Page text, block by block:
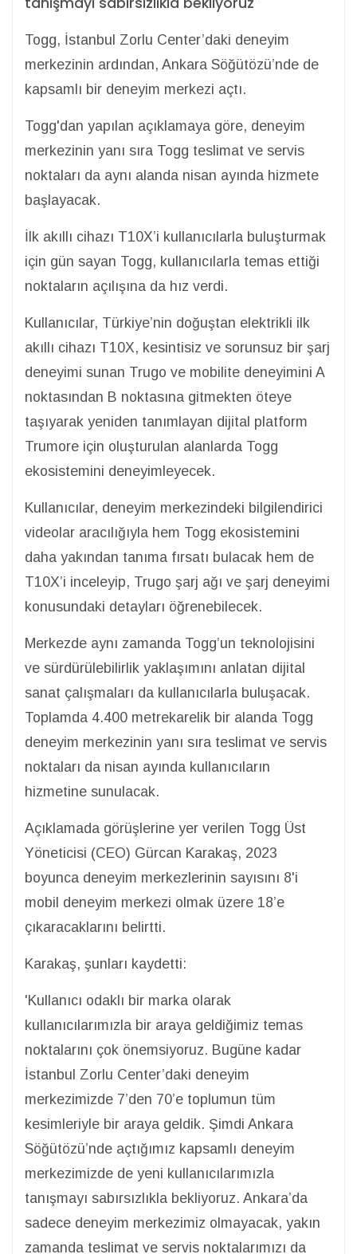
Togg, İstanbul Zorlu Center’daki deneyim
merkezinin ardından, Ankara Söğütözü’nde de
kapsamlı bir deneyim merkezi açtı.
Togg'dan yapılan açıklamaya göre, deneyim
merkezinin yanı sıra Togg teslimat ve servis
noktaları da aynı alanda nisan ayında hizmete
başlayacak.
İlk akıllı cihazı T10X’i kullanıcılarla buluşturmak
için gün sayan Togg, kullanıcılarla temas ettiği
noktaların açılışına da hız verdi.
Kullanıcılar, Türkiye’nin doğuştan elektrikli ilk
akıllı cihazı T10X, kesintisiz ve sorunsuz bir şarj
deneyimi sunan Trugo ve mobilite deneyimini A
noktasından B noktasına gitmekten öteye
taşıyarak yeniden tanımlayan dijital platform
Trumore için oluşturulan alanlarda Togg
ekosistemini deneyimleyecek.
Kullanıcılar, deneyim merkezindeki bilgilendirici
videolar aracılığıyla hem Togg ekosistemini
daha yakından tanıma fırsatı bulacak hem de
T10X’i inceleyip, Trugo şarj ağı ve şarj deneyimi
konusundaki detayları öğrenebilecek.
Merkezde aynı zamanda Togg’un teknolojisini
ve sürdürülebilirlik yaklaşımını anlatan dijital
sanat çalışmaları da kullanıcılarla buluşacak.
Toplamda 4.400 metrekarelik bir alanda Togg
deneyim merkezinin yanı sıra teslimat ve servis
noktaları da nisan ayında kullanıcıların
hizmetine sunulacak.
Açıklamada görüşlerine yer verilen Togg Üst
Yöneticisi (CEO) Gürcan Karakaş, 2023
boyunca deneyim merkezlerinin sayısını 8'i
mobil deneyim merkezi olmak üzere 18’e
çıkaracaklarını belirtti.
Karakaş, şunları kaydetti:
'Kullanıcı odaklı bir marka olarak
kullanıcılarımızla bir araya geldiğimiz temas
noktalarını çok önemsiyoruz. Bugüne kadar
İstanbul Zorlu Center’daki deneyim
merkezimizde 7’den 70’e toplumun tüm
kesimleriyle bir araya geldik. Şimdi Ankara
Söğütözü’nde açtığımız kapsamlı deneyim
merkezimizde de yeni kullanıcılarımızla
tanışmayı sabırsızlıkla bekliyoruz. Ankara’da
sadece deneyim merkezimiz olmayacak, yakın
zamanda teslimat ve servis noktalarımızı da